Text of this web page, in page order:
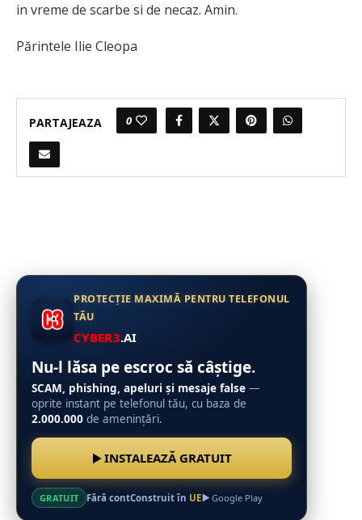
in vreme de scarbe si de necaz. Amin.
Părintele Ilie Cleopa
PARTAJEAZA 0
PROTECȚIE MAXIMĂ PENTRU TELEFONUL
TĂU
CYBER3.AI
Nu-l lăsa pe escroc să câștige.
SCAM, phishing, apeluri și mesaje false —
oprite instant pe telefonul tău, cu baza de
2.000.000 de amenințări.
INSTALEAZĂ GRATUIT
GRATUIT Fără contConstruit în UE Google Play